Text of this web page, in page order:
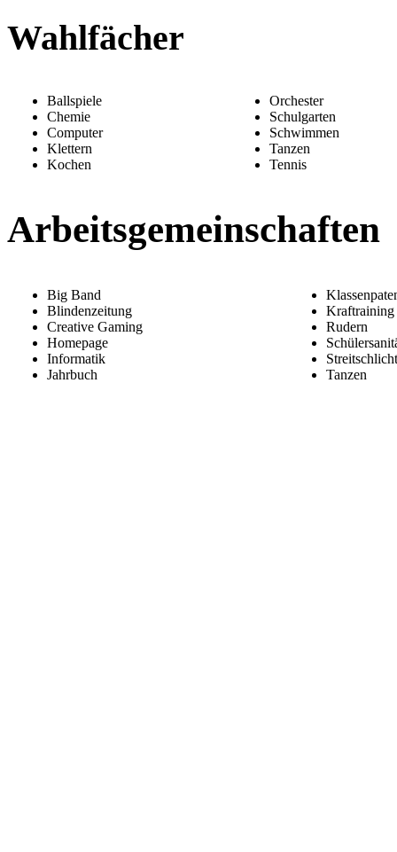
Wahlfächer
Ballspiele
Chemie
Computer
Klettern
Kochen
Orchester
Schulgarten
Schwimmen
Tanzen
Tennis
Arbeitsgemeinschaften
Big Band
Blindenzeitung
Creative Gaming
Homepage
Informatik
Jahrbuch
Kraftraining
Rudern
Tanzen